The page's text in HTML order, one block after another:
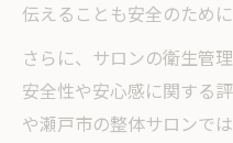
伝えることも安全のため
さらに、サロンの衛生管
安全性や安心感に関する
や瀬戸市の整体サロンで